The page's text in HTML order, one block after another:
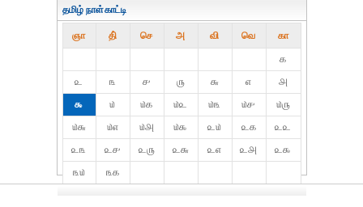
தமிழ் நாள்காட்டி
ஞா தி் செ அ வி வெ கா
௧
௨
௩ ௪ ௫ ௬ ௭
௮
௯
௰ ௰௧ ௰௨ ௰௩ ௰௪
௰௫
௰௬
௰௭ ௰௮ ௰௯ ௨௰ ௨௧
௨௨
௨௩
௨௪ ௨௫ ௨௬ ௨௭ ௨௮
௨௯
௩௰
௩௧